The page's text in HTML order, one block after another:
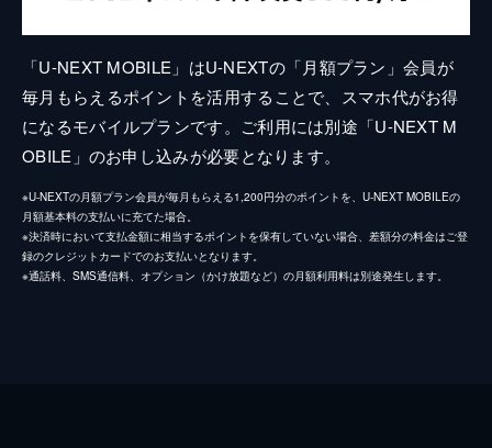
「U-NEXT MOBILE」はU-NEXTの「月額プラン」会員が
毎月もらえるポイントを活用することで、スマホ代がお得
になるモバイルプランです。ご利用には別途「U-NEXT M
OBILE」のお申し込みが必要となります。
※U-NEXTの月額プラン会員が毎月もらえる1,200円分のポイントを、U-NEXT MOBILEの
月額基本料の支払いに充てた場合。
※決済時において支払金額に相当するポイントを保有していない場合、差額分の料金はご登
録のクレジットカードでのお支払いとなります。
※通話料、SMS通信料、オプション（かけ放題など）の月額利用料は別途発生します。